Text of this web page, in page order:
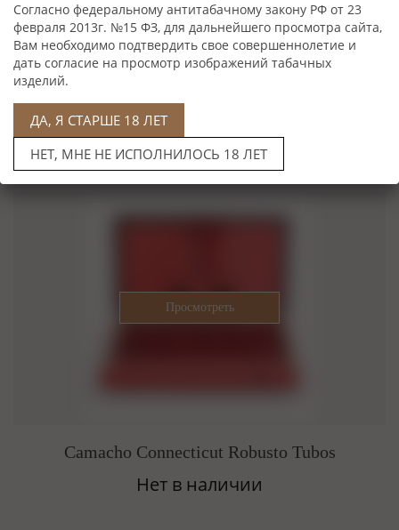
Camacho Corojo Robusto Tubos
Нет в наличии
Camacho Connecticut Robusto Tubos
Нет в наличии
Согласно федеральному антитабачному закону РФ от 23
февраля 2013г. №15 ФЗ, для дальнейшего просмотра сайта,
Вам необходимо подтвердить свое совершеннолетие и
дать согласие на просмотр изображений табачных
изделий.
ДА, Я СТАРШЕ 18 ЛЕТ
НЕТ, МНЕ НЕ ИСПОЛНИЛОСЬ 18 ЛЕТ